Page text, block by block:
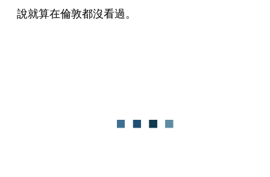
說就算在倫敦都沒看過。